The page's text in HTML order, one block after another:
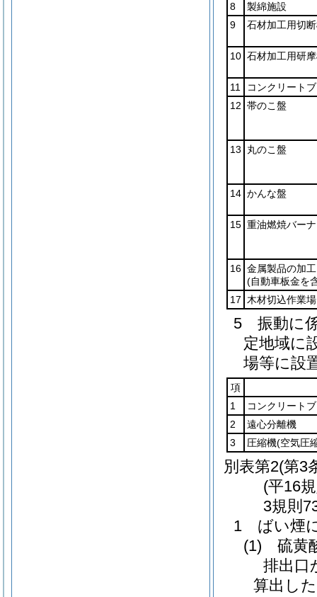
8
製綿施設
9
石材加工用切
10 石材加工用研
11
コンクリート
12 帯のこ盤
13 丸のこ盤
14 かんな盤
15 重油燃焼バー
16 金属製品の加
(自動車板金を
17
木材切込作業場
5 振動に係
定地域に
場等に設
項
1
コンクリート
2
遠心分離機
3
圧縮機(空気圧
別表第2(第3
(平16
3規則
1 ばい煙
(1) 硫黄
排出口
算出し